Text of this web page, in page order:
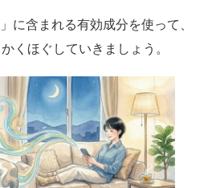
に含まれる有効成分を使って、
くほぐしていきましょう。